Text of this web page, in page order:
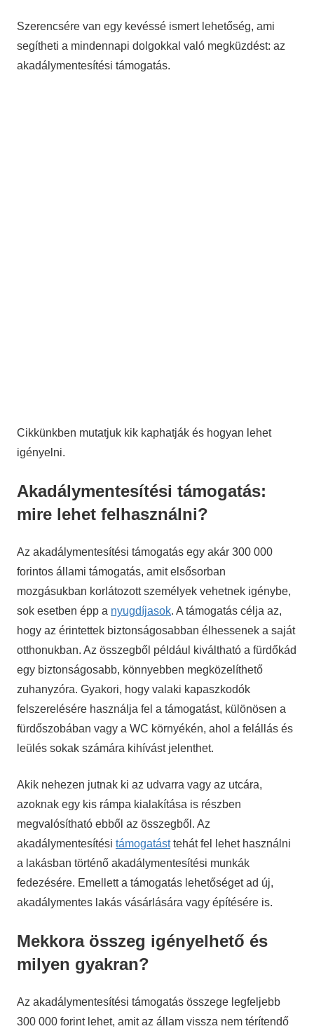
Szerencsére van egy kevéssé ismert lehetőség, ami
segítheti a mindennapi dolgokkal való megküzdést: az
akadálymentesítési támogatás.
Cikkünkben mutatjuk kik kaphatják és hogyan lehet
igényelni.
Akadálymentesítési támogatás:
mire lehet felhasználni?
Az akadálymentesítési támogatás egy akár 300 000
forintos állami támogatás, amit elsősorban
mozgásukban korlátozott személyek vehetnek igénybe,
sok esetben épp a nyugdíjasok. A támogatás célja az,
hogy az érintettek biztonságosabban élhessenek a saját
otthonukban. Az összegből például kiváltható a fürdőkád
egy biztonságosabb, könnyebben megközelíthető
zuhanyzóra. Gyakori, hogy valaki kapaszkodók
felszerelésére használja fel a támogatást, különösen a
fürdőszobában vagy a WC környékén, ahol a felállás és
leülés sokak számára kihívást jelenthet.
Akik nehezen jutnak ki az udvarra vagy az utcára,
azoknak egy kis rámpa kialakítása is részben
megvalósítható ebből az összegből. Az
akadálymentesítési támogatásttehát fel lehet használni
a lakásban történő akadálymentesítési munkák
fedezésére. Emellett a támogatás lehetőséget ad új,
akadálymentes lakás vásárlására vagy építésére is.
Mekkora összeg igényelhető és
milyen gyakran?
Az akadálymentesítési támogatás összege legfeljebb
300 000 forint lehet, amit az állam vissza nem térítendő